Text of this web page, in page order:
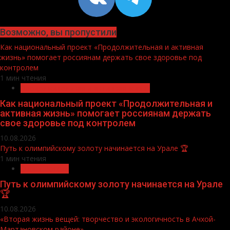
Возможно, вы пропустили
Как национальный проект «Продолжительная и активная
жизнь» помогает россиянам держать свое здоровье под
контролем
1 мин чтения
Как национальный проект «Продолжительная и
активная жизнь» помогает россиянам держать
свое здоровье под контролем
10.08.2026
Путь к олимпийскому золоту начинается на Урале 🏆
1 мин чтения
Путь к олимпийскому золоту начинается на Урале
🏆
10.08.2026
«Вторая жизнь вещей: творчество и экологичность в Ачхой-